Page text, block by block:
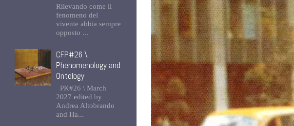
Rilevando come il
fenomeno del
vivente abbia sempre
opposto ...
CFP#26 \
Phenomenology and
Ontology
PK#26 \ March
2027 edited by
Andrea Altobrando
and Ha...